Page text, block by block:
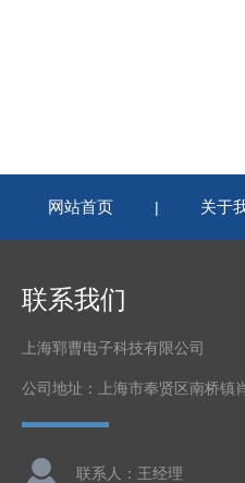
网站首页 | 关于
联系我们
上海郓曹电子科技有限公司
公司地址：上海市奉贤区南桥镇
联系人：王经理